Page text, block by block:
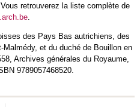
retrouverez la liste complète de
.
des Pays Bas autrichiens, des
et du duché de Bouillon en
Archives générales du Royaume,
9789057468520.